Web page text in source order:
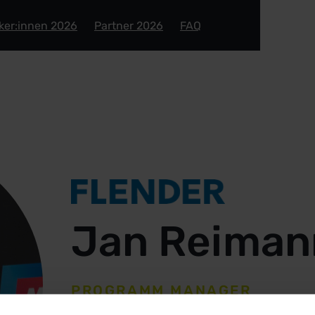
2026 Partner 2026 FAQ
Jan
PROGRAMM MANAGER